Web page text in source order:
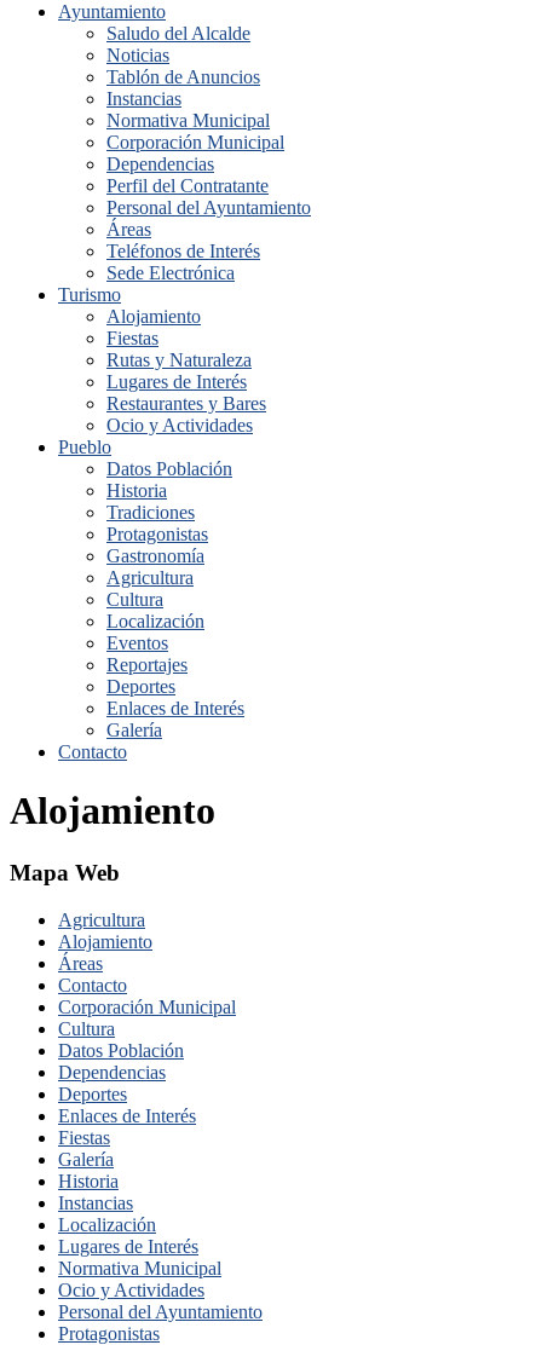
Ayuntamiento
Saludo del Alcalde
Noticias
Tablón de Anuncios
Instancias
Normativa Municipal
Corporación Municipal
Dependencias
Perfil del Contratante
Personal del Ayuntamiento
Áreas
Teléfonos de Interés
Sede Electrónica
Turismo
Alojamiento
Fiestas
Rutas y Naturaleza
Lugares de Interés
Restaurantes y Bares
Ocio y Actividades
Pueblo
Datos Población
Historia
Tradiciones
Protagonistas
Gastronomía
Agricultura
Cultura
Localización
Eventos
Reportajes
Deportes
Enlaces de Interés
Galería
Contacto
Alojamiento
Mapa Web
Agricultura
Alojamiento
Áreas
Contacto
Corporación Municipal
Cultura
Datos Población
Dependencias
Deportes
Enlaces de Interés
Fiestas
Galería
Historia
Instancias
Localización
Lugares de Interés
Normativa Municipal
Ocio y Actividades
Personal del Ayuntamiento
Protagonistas